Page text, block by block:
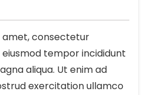
amet, consectetur
eiusmod tempor incididunt
aliqua. Ut enim ad
exercitation ullamco